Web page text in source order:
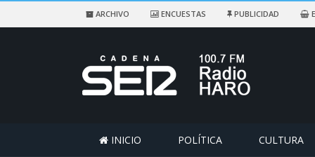
ARCHIVO ENCUESTAS PUBLICIDAD
INICIO POLÍTICA CULTURA